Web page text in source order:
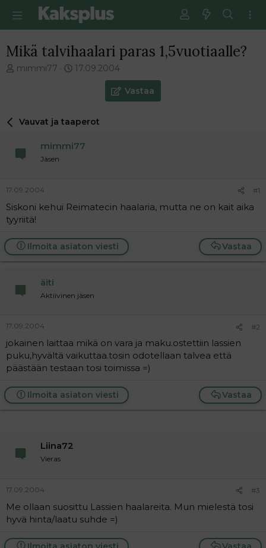
Mikä talvihaalari paras 1,5vuotiaalle?
V
e
t
n
a
o
i
t
t
a
mimmi77
E
m
i
i
t
i
17.09.2004
Vastaa
Vauvat ja taaperot
mimmi77
Jäsen
17.09.2004 #1
Siskoni kehui Reimatecin haalaria, mutta ne on kait aika
tyyriitä!
Vastaa
Ilmoita asiaton viesti
äiti
Aktiivinen jäsen
17.09.2004 #2
jokainen laittaa mikä on vara ja maku.ostettiin lassien
puku,hyvältä vaikuttaa.tosin odotellaan talvea että
päästään testaan tosi toimissa =)
Vastaa
Ilmoita asiaton viesti
Liina72
Vieras
17.09.2004 #3
Me ollaan suosittu Lassien haalareita. Mun mielestä tosi
hyvä hinta/laatu suhde =)